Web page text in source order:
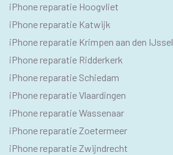
iPhone reparatie Hoogvliet
iPhone reparatie Katwijk
iPhone reparatie Krimpen aan den IJssel
iPhone reparatie Ridderkerk
iPhone reparatie Schiedam
iPhone reparatie Vlaardingen
iPhone reparatie Wassenaar
iPhone reparatie Zoetermeer
iPhone reparatie Zwijndrecht